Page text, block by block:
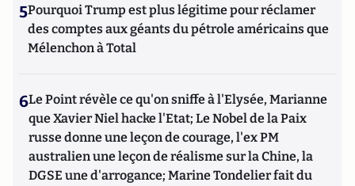
5Pourquoi Trump est plus légitime pour réclamer
des comptes aux géants du pétrole américains que
Mélenchon à Total
6Le Point révèle ce qu'on sniffe à l'Elysée, Marianne
que Xavier Niel hacke l'Etat; Le Nobel de la Paix
russe donne une leçon de courage, l'ex PM
australien une leçon de réalisme sur la Chine, la
DGSE une d'arrogance; Marine Tondelier fait du